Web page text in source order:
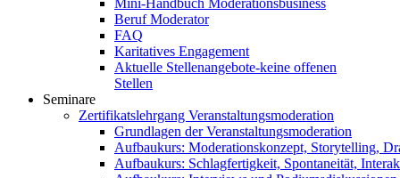
Mini-Handbuch Moderationsbusiness
Beruf Moderator
FAQ
Karitatives Engagement
Aktuelle Stellenangebote-keine offenen
Stellen
Seminare
Zertifikatslehrgang Veranstaltungsmoderation
Grundlagen der Veranstaltungsmoderation
Aufbaukurs: Moderationskonzept, Storytelling,
Aufbaukurs: Schlagfertigkeit, Spontaneität,